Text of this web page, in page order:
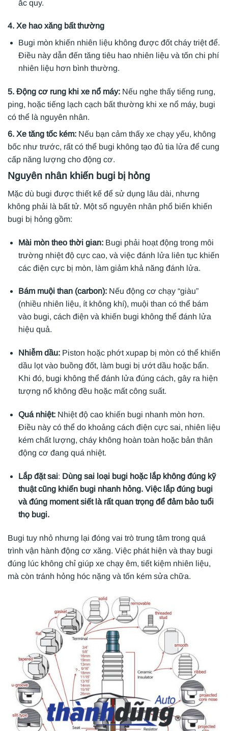
ắc quy.
4. Xe hao xăng bất thường
Bugi mòn khiến nhiên liệu không được đốt cháy triệt để.
Điều này dẫn đến tăng tiêu hao nhiên liệu và tốn chi phí
nhiên liệu hơn bình thường.
5. Động cơ rung khi xe nổ máy: Nếu nghe thấy tiếng rung,
ping, hoặc tiếng lạch cạch bất thường khi xe nổ máy, bugi
có thể là nguyên nhân.
6. Xe tăng tốc kém: Nếu bạn cảm thấy xe chạy yếu, không
bốc như trước, rất có thể bugi không tạo đủ tia lửa để cung
cấp năng lượng cho động cơ.
Nguyên nhân khiến bugi bị hỏng
Mặc dù bugi được thiết kế để sử dụng lâu dài, nhưng
không phải là bất tử. Một số nguyên nhân phổ biến khiến
bugi bị hỏng gồm:
Mài mòn theo thời gian: Bugi phải hoạt động trong môi
trường nhiệt độ cực cao, và việc đánh lửa liên tục khiến
các điện cực bị mòn, làm giảm khả năng đánh lửa.
Bám muội than (carbon): Nếu động cơ chạy “giàu”
(nhiều nhiên liệu, ít không khí), muội than có thể bám
vào bugi, cách điện và khiến bugi không thể đánh lửa
hiệu quả.
Nhiễm dầu: Piston hoặc phớt xupap bị mòn có thể khiến
dầu lọt vào buồng đốt, làm bugi bị ướt dầu hoặc bẩn.
Khi đó, bugi không thể đánh lửa đúng cách, gây ra hiện
tượng nổ không đều hoặc mất công suất.
Quá nhiệt: Nhiệt độ cao khiến bugi nhanh mòn hơn.
Điều này có thể do khoảng cách điện cực sai, nhiên liệu
kém chất lượng, cháy không hoàn toàn hoặc bản thân
động cơ đang quá nhiệt.
Lắp đặt sai: Dùng sai loại bugi hoặc lắp không đúng kỹ
thuật cũng khiến bugi nhanh hỏng. Việc lắp đúng bugi
và đúng moment siết là rất quan trọng để đảm bảo tuổi
thọ bugi.
Bugi tuy nhỏ nhưng lại đóng vai trò trung tâm trong quá
trình vận hành động cơ xăng. Việc phát hiện và thay bugi
đúng lúc không chỉ giúp xe chạy êm, tiết kiệm nhiên liệu,
mà còn tránh hỏng hóc nặng và tốn kém sửa chữa.